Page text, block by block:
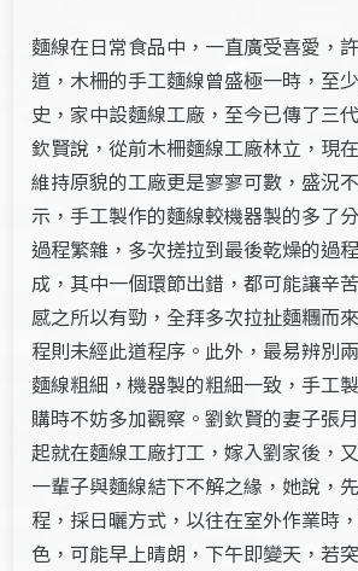
麵線在日常食品中，一直廣受喜愛，
道，木柵的手工麵線曾盛極一時，至
史，家中設麵線工廠，至今已傳了三
欽賢說，從前木柵麵線工廠林立，現
維持原貌的工廠更是寥寥可數，盛況
示，手工製作的麵線較機器製的多了
過程繁雜，多次搓拉到最後乾燥的過
成，其中一個環節出錯，都可能讓辛
感之所以有勁，全拜多次拉扯麵糰而
程則未經此道程序。此外，最易辨別
麵線粗細，機器製的粗細一致，手工
購時不妨多加觀察。劉欽賢的妻子張
起就在麵線工廠打工，嫁入劉家後，
一輩子與麵線結下不解之緣，她說，
程，採日曬方式，以往在室外作業時
色，可能早上晴朗，下午即變天，若